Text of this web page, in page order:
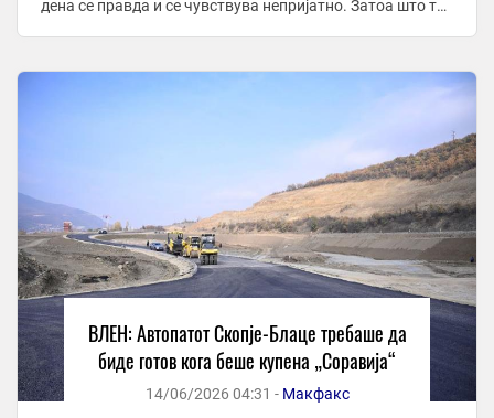
дена се правда и се чувствува непријатно. Затоа што тие
ВЛЕН: Автопатот Скопје-Блаце требаше да
биде готов кога беше купена „Соравија“
14/06/2026 04:31 - Макфакс